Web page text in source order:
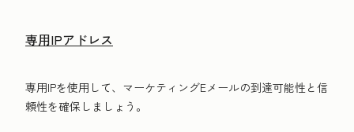
専用IPアドレス
専用IPを使用して、マーケティングE‍メールの到達可能性と信
頼性を確保しましょう。